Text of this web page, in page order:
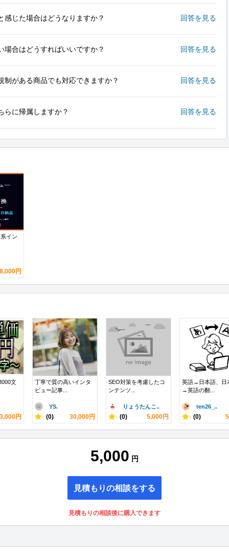
感じた場合はどうなりますか？ 回答を見る
場合はどうすればいいですか？ 回答を見る
制がある商品でも対応できますか？ 回答を見る
らに帰属しますか？ 回答を見る
イン
8,000円
文
3,000円
丁寧で質の高いインタ
ビュー記事...
YS.
- (0) 30,000円
SEO対策を考慮したコ
ンテンツ...
りょうたんこ..
- (0) 5,000円
英語→日本語、日
→英語の翻...
ten26_..
- (0)
5,000 円
見積もりの相談をする
見積もりの相談後に購入できます